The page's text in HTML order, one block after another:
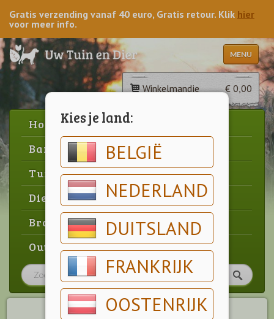
Kies je land:
BELGIË
NEDERLAND
DUITSLAND
FRANKRIJK
OOSTENRIJK
Gratis verzending vanaf 40 euro, Gratis retour. Klik hier
voor meer info.
MENU
Winkelmandje € 0,00
Home
Barbecue
Tuin
Dier
Brood & gebak
Outlet